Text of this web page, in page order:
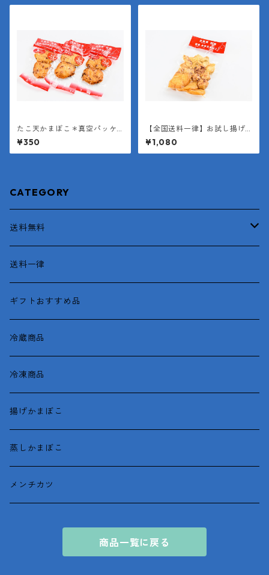
たこ天かまぼこ＊真空パッケ
ージ（１袋２枚入り＊１枚約4
0g）
¥350
【全国送料一律】お試し揚げ
かまぼこミックスパック
¥1,080
CATEGORY
送料無料
函館産
がごめとろろ昆布
送料一律
ギフトおすすめ品
冷蔵商品
冷凍商品
揚げかまぼこ
蒸しかまぼこ
メンチカツ
商品一覧に戻る